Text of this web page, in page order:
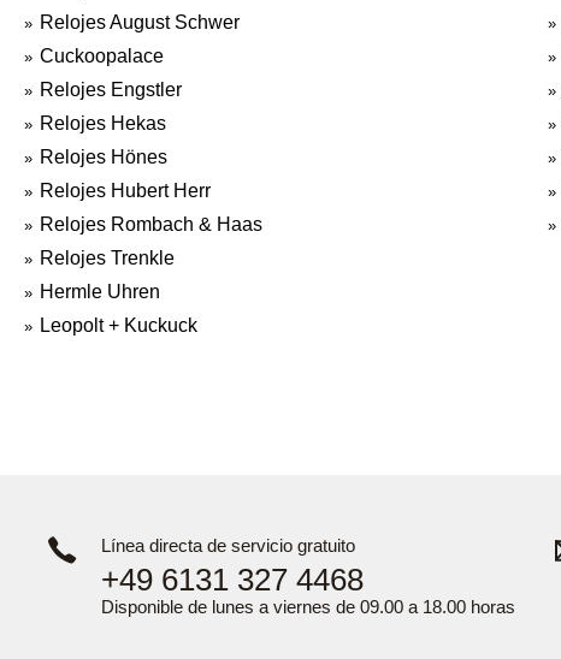
Relojes August Schwer
Cuckoopalace
Relojes Engstler
Relojes Hekas
Relojes Hönes
Relojes Hubert Herr
Relojes Rombach & Haas
Relojes Trenkle
Hermle Uhren
Leopolt + Kuckuck
Línea directa de servicio gratuito
+49 6131 327 4468
Disponible de lunes a viernes de 09.00 a 18.00 horas